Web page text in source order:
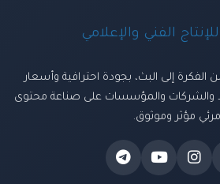
الفني والإعلامي
الفكرة إلى البث، بجودة احترافية وأسعار
والشركات والمؤسسات على صناعة محتوى
مرئي مؤثر وموثوق.